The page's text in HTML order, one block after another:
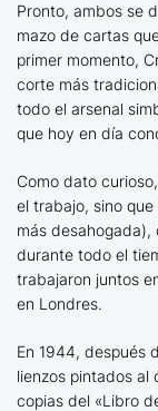
Pronto, ambos se
mazo de cartas
primer momento,
corte más
todo el arsenal
que hoy en día
Como dato
el trabajo, sino
más desahogada),
durante todo el
trabajaron juntos
en Londres.
En 1944, después
lienzos pintados al
copias del «Libro